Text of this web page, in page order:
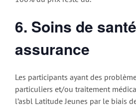
6. Soins de
assurance
Les participants ayant des
particuliers et/ou traitement
l’asbl Latitude Jeunes par le biais